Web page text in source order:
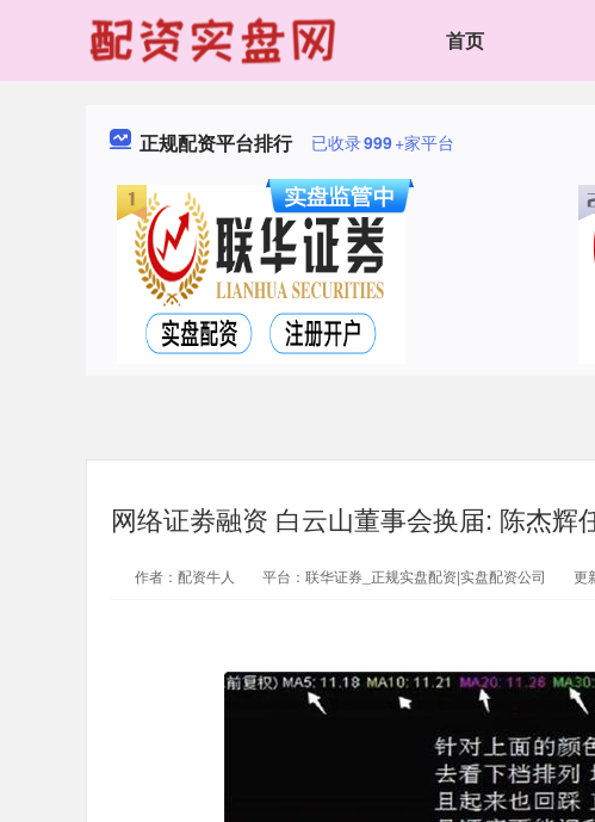
首页
正规配资平台排行 已收录999+家平台
网络证劵融资 白云山董事会换届: 陈杰辉
作者：配资牛人 平台：联华证券_正规实盘配资|实盘配资公司 更